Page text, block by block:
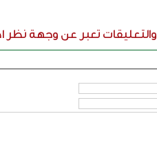
والتعليقات تعبر عن وجهة